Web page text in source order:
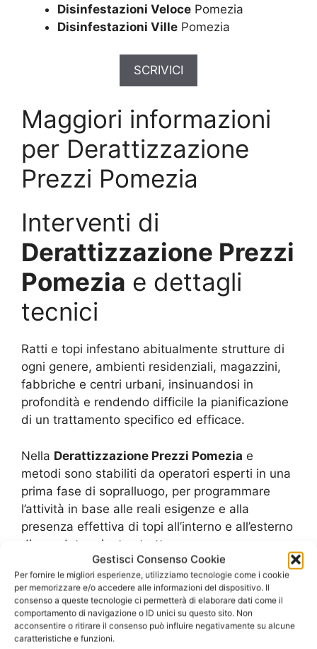
Gestisci Consenso Cookie
Per fornire le migliori esperienze, utilizziamo tecnologie come i cookie
per memorizzare e/o accedere alle informazioni del dispositivo. Il
consenso a queste tecnologie ci permetterà di elaborare dati come il
comportamento di navigazione o ID unici su questo sito. Non
acconsentire o ritirare il consenso può influire negativamente su alcune
caratteristiche e funzioni.
Disinfestazioni Veloce Pomezia
Disinfestazioni Ville Pomezia
SCRIVICI
Maggiori informazioni
per Derattizzazione
Prezzi Pomezia
Interventi di
Derattizzazione Prezzi
Pomezia e dettagli
tecnici
Ratti e topi infestano abitualmente strutture di
ogni genere, ambienti residenziali, magazzini,
fabbriche e centri urbani, insinuandosi in
profondità e rendendo difficile la pianificazione
di un trattamento specifico ed efficace.
Nella Derattizzazione Prezzi Pomezia e
metodi sono stabiliti da operatori esperti in una
prima fase di sopralluogo, per programmare
l’attività in base alle reali esigenze e alla
presenza effettiva di topi all’interno e all’esterno
di una determinata struttura.
I topi infestano anche i centri urbani, in parte
per la presenza di aziende, grandi magazzini,
supermercati e altri ambienti che ne favoriscono
la proliferazione, e in parte a causa delle aree